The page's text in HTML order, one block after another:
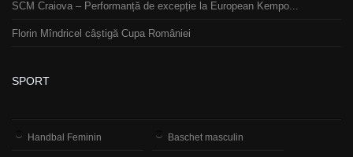
SCM Craiova – Performanță de excepție la European Kempo...
Florin Mîndricel câștigă Cupa României
SPORT
Handbal Feminin Baschet masculin